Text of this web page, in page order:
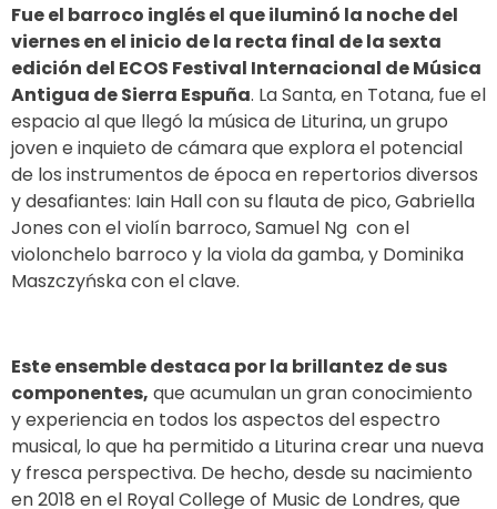
Fue el barroco inglés el que iluminó la noche del
viernes en el inicio de la recta final de la sexta
edición del ECOS Festival Internacional de Música
Antigua de Sierra Espuña. La Santa, en Totana, fue el
espacio al que llegó la música de Liturina, un grupo
joven e inquieto de cámara que explora el potencial
de los instrumentos de época en repertorios diversos
y desafiantes: Iain Hall con su flauta de pico, Gabriella
Jones con el violín barroco, Samuel Ng con el
violonchelo barroco y la viola da gamba, y Dominika
Maszczyńska con el clave.
Este ensemble destaca por la brillantez de sus
componentes, que acumulan un gran conocimiento
y experiencia en todos los aspectos del espectro
musical, lo que ha permitido a Liturina crear una nueva
y fresca perspectiva. De hecho, desde su nacimiento
en 2018 en el Royal College of Music de Londres, que